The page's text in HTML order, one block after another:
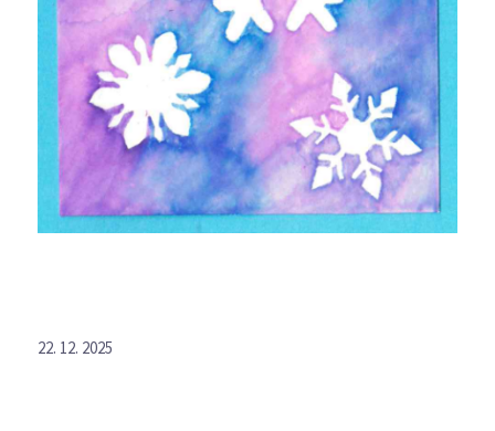
22. 12. 2025